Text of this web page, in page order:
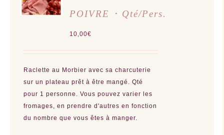
/
DÉTAILS
POIVRE ･ Qté/Pers.
10,00€
Raclette au Morbier avec sa charcuterie
sur un plateau prêt à être mangé. Qté
pour 1 personne. Vous pouvez varier les
fromages, en prendre d'autres en fonction
du nombre que vous êtes à manger.